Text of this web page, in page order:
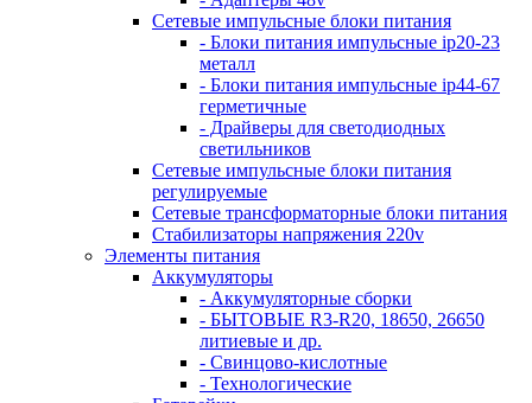
Сетевые импульсные блоки питания
- Блоки питания импульсные ip20-23
металл
- Блоки питания импульсные ip44-67
герметичные
- Драйверы для светодиодных
светильников
Сетевые импульсные блоки питания
регулируемые
Сетевые трансформаторные блоки питания
Стабилизаторы напряжения 220v
Элементы питания
Аккумуляторы
- Аккумуляторные сборки
- БЫТОВЫЕ R3-R20, 18650, 26650
литиевые и др.
- Свинцово-кислотные
- Технологические